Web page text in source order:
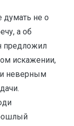
думать не о
а об
предложил
искажении,
неверным